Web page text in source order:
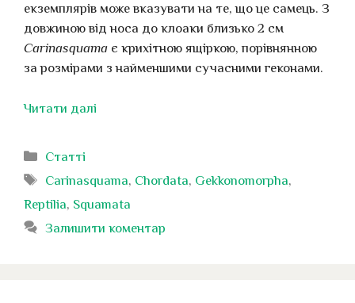
екземплярів може вказувати на те, що це самець. З
довжиною від носа до клоаки близько 2 см
Carinasquama є крихітною ящіркою, порівнянною
за розмірами з найменшими сучасними геконами.
Читати далі
Категорії
Статті
Позначки
Carinasquama, Chordata, Gekkonomorpha,
Reptilia, Squamata
Залишити коментар